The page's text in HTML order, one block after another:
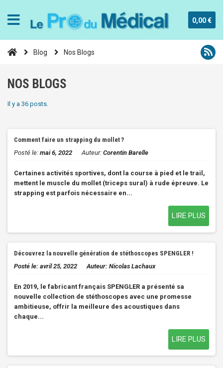
0,00 €
Blog Nos Blogs
NOS BLOGS
Il y a 36 posts.
Comment faire un strapping du mollet ?
Posté le: mai 6, 2022 Auteur: Corentin Barelle
Certaines activités sportives, dont la course à pied et le trail,
mettent le muscle du mollet (triceps sural) à rude épreuve. Le
strapping est parfois nécessaire en...
LIRE PLUS
Découvrez la nouvelle génération de stéthoscopes SPENGLER !
Posté le: avril 25, 2022 Auteur: Nicolas Lachaux
En 2019, le fabricant français SPENGLER a présenté sa
nouvelle collection de stéthoscopes avec une promesse
ambitieuse, offrir la meilleure des acoustiques dans
chaque...
LIRE PLUS